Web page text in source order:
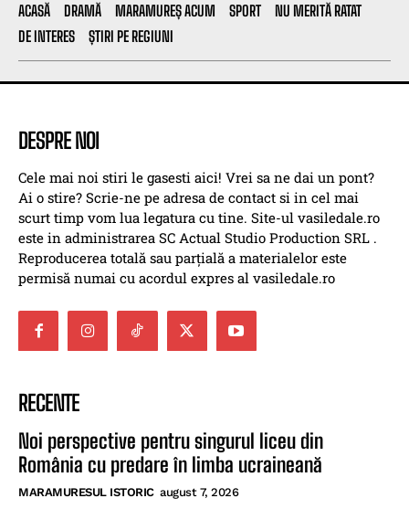
ACASĂ DRAMĂ MARAMUREȘ ACUM SPORT
NU MERITĂ RATAT
DE INTERES
ȘTIRI PE REGIUNI
DESPRE NOI
Cele mai noi stiri le gasesti aici! Vrei sa ne dai un pont?
Ai o stire? Scrie-ne pe adresa de contact si in cel mai
scurt timp vom lua legatura cu tine. Site-ul vasiledale.ro
este in administrarea SC Actual Studio Production SRL .
Reproducerea totală sau parțială a materialelor este
permisă numai cu acordul expres al vasiledale.ro
RECENTE
Noi perspective pentru singurul liceu din
România cu predare în limba ucraineană
MARAMURESUL ISTORIC august 7, 2026